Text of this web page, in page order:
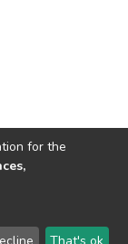
Send
for the